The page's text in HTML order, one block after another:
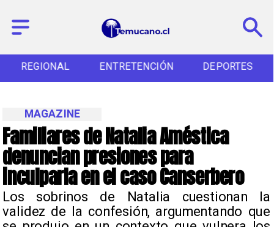
REGIONAL ENTRETENCIÓN DEPORTES
Familiares de Natalia Améstica
denuncian presiones para
inculparla en el caso Canserbero
Los sobrinos de Natalia cuestionan la
validez de la confesión, argumentando que
MAGAZINE